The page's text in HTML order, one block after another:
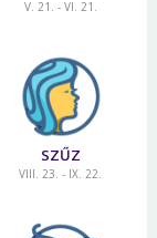
V. 21. - VI. 21.
SZŰZ
VIII. 23. - IX. 22.